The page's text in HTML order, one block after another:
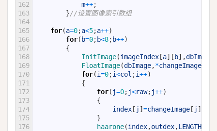
162
163
164
165
166
167
168
169
170
171
172
173
174
175
176
m++;
}//设置图像索引数组
for(a=0;a<5;a++)
for( b=0; b<8; b++)
{
InitImage(imageIndex [a] [ b] ,dbImage
FloatImage(dbImage,*changeImage
for(i=0;i<col ;i++)
{
for( j=0; j<raw; j++)
{
index [ j ] =changeImage [ j ]
}
haarone(index,outdex,LENGTH